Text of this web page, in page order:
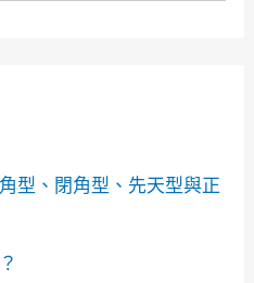
型、閉角型、先天型與正